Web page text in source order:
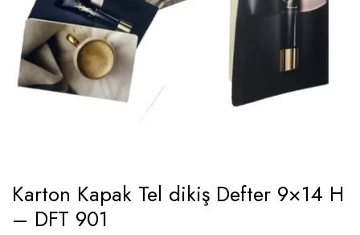
Karton Kapak Tel dikiş Defter 9×14 H
– DFT 901